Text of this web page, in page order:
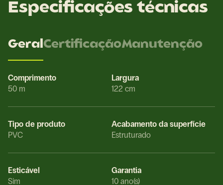
Especificações técnicas
GeralCertificaçãoManutenção
Comprimento
50 m
Largura
122 cm
Tipo de produto
PVC
Acabamento da superfície
Estruturado
Esticável
Sim
Garantia
10 ano(s)